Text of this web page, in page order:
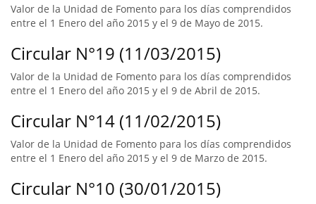
Valor de la Unidad de Fomento para los días comprendidos
entre el 1 Enero del año 2015 y el 9 de Mayo de 2015.
Circular N°19 (11/03/2015)
Valor de la Unidad de Fomento para los días comprendidos
entre el 1 Enero del año 2015 y el 9 de Abril de 2015.
Circular N°14 (11/02/2015)
Valor de la Unidad de Fomento para los días comprendidos
entre el 1 Enero del año 2015 y el 9 de Marzo de 2015.
Circular N°10 (30/01/2015)